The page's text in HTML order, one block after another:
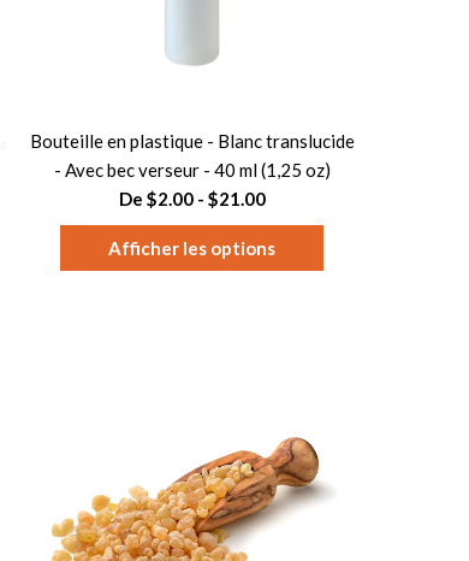
Bouteille en plastique - Blanc translucide
- Avec bec verseur - 40 ml (1,25 oz)
De $2.00 - $21.00
Afficher les options